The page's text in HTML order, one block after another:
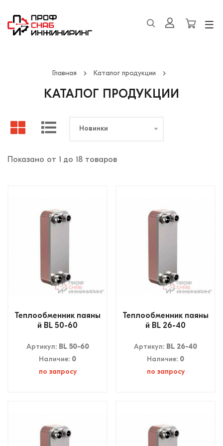
Главная Каталог продукции
КАТАЛОГ ПРОДУКЦИИ
Новинки
Показано от 1 до 18 товаров
Теплообменник паяны
й BL 50-60
Артикул: BL 50-60
Наличие: 0
по запросу
Теплообменник паяны
й BL 26-40
Артикул: BL 26-40
Наличие: 0
по запросу